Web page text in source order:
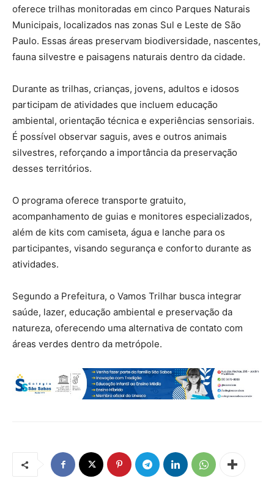
oferece trilhas monitoradas em cinco Parques Naturais
Municipais, localizados nas zonas Sul e Leste de São
Paulo. Essas áreas preservam biodiversidade, nascentes,
fauna silvestre e paisagens naturais dentro da cidade.
Durante as trilhas, crianças, jovens, adultos e idosos
participam de atividades que incluem educação
ambiental, orientação técnica e experiências sensoriais.
É possível observar saguis, aves e outros animais
silvestres, reforçando a importância da preservação
desses territórios.
O programa oferece transporte gratuito,
acompanhamento de guias e monitores especializados,
além de kits com camiseta, água e lanche para os
participantes, visando segurança e conforto durante as
atividades.
Segundo a Prefeitura, o Vamos Trilhar busca integrar
saúde, lazer, educação ambiental e preservação da
natureza, oferecendo uma alternativa de contato com
áreas verdes dentro da metrópole.